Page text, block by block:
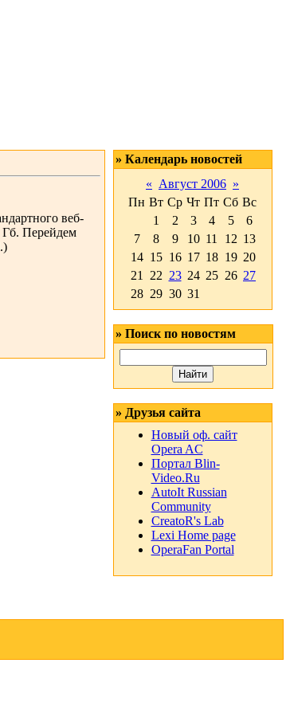
веб-
Гб. Перейдем
» Календарь новостей
« Август 2006 »
Пн Вт Ср Чт Пт Сб Вс
1
2 3 4 5
6
7
8 9 10 11 12 13
14 15 16 17 18 19 20
21
22 23 24 25 26 27
28 29 30 31
» Поиск по новостям
» Друзья сайта
Новый оф. сайт
Opera AC
Портал Blin-
Video.Ru
AutoIt Russian
Community
CreatoR's Lab
Lexi Home page
OperaFan Portal